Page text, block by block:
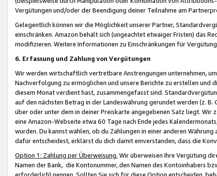
Vergütungen und/oder der Beendigung deiner Teilnahme am
Gelegentlich können wir die Möglichkeit unserer Partner,
einschränken. Amazon behält sich (ungeachtet etwaiger Fristen) das
modifizieren. Weitere Informationen zu Einschränkungen für
6. Erfassung und Zahlung von Vergütungen
Wir werden wirtschaftlich vertretbare Anstrengungen unternehmen,
Nachverfolgung zu ermöglichen und unsere Berichte zu erstellen und
diesem Monat verdient hast, zusammengefasst sind.
auf den nächsten Betrag in der Landeswährung gerundet werden (z.
über oder unter dem in deiner Preiskarte angegebenen Satz liegt.
eine Amazon-Webseite etwa 60 Tage nach Ende jedes
wurden. Du kannst wählen, ob du Zahlungen in einer anderen
dafür entscheidest, erklärst du dich damit einverstanden, dass die
Option 1: Zahlung per Überweisung. Wir überweisen Ihre Vergütung
Namen der Bank, die Kontonummer, den Namen des Kontoinhabers
erforderlich) nennen. Sollten Sie sich für diese Option entscheiden,